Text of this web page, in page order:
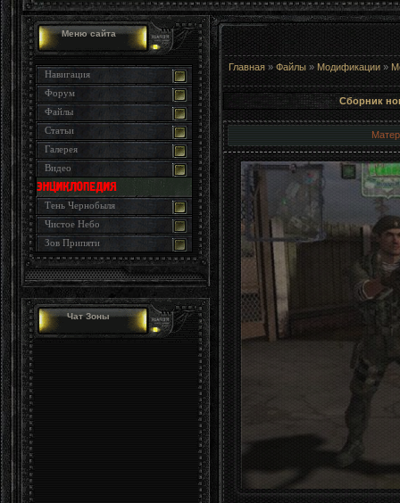
Меню сайта
Навигация
Форум
Файлы
Статьи
Галерея
Видео
Тень Чернобыля
Чистое Небо
Зов Припяти
Чат Зоны
Главная » Файлы » Модификации »
Сборник